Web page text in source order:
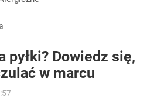
pyłki? Dowiedz się,
w marcu